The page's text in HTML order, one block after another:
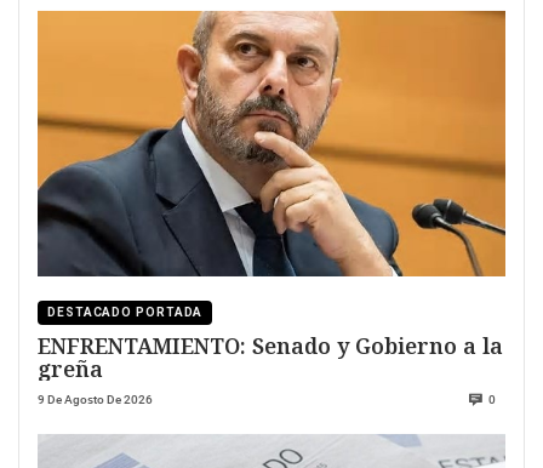
DESTACADO PORTADA
ENFRENTAMIENTO: Senado y Gobierno a la
greña
9 De Agosto De 2026 0